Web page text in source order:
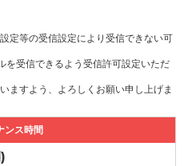
定等の受信設定により受信できない可
を受信できるよう受信許可設定いただ
ますよう、よろしくお願い申し上げま
ンス時間